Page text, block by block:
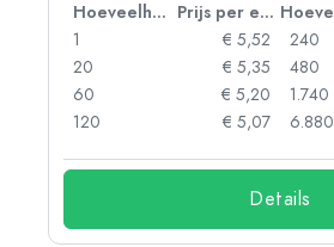
Hoeveelheid Prijs per eenheid
1
€ 5,52
20
€ 5,35
60
€ 5,20
120
€ 5,07
240
480
1.740
6.880
Details